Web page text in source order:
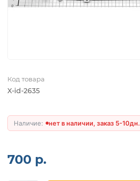
Код товара
X-id-2635
нет в наличии, заказ 5-10дн.
700 р.